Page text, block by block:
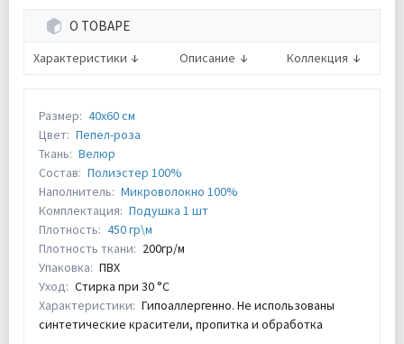
О ТОВАРЕ
Характеристики Описание Коллекция
Размер: 40х60 см
Цвет: Пепел-роза
Ткань: Велюр
Состав: Полиэстер 100%
Наполнитель: Микроволокно 100%
Комплектация: Подушка 1 шт
Плотность: 450 гр\м
Плотность ткани: 200гр/м
Упаковка: ПВХ
Уход: Стирка при 30 °С
Характеристики: Гипоаллергенно. Не использованы
синтетические красители, пропитка и обработка